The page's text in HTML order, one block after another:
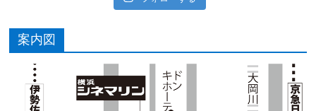
案内図